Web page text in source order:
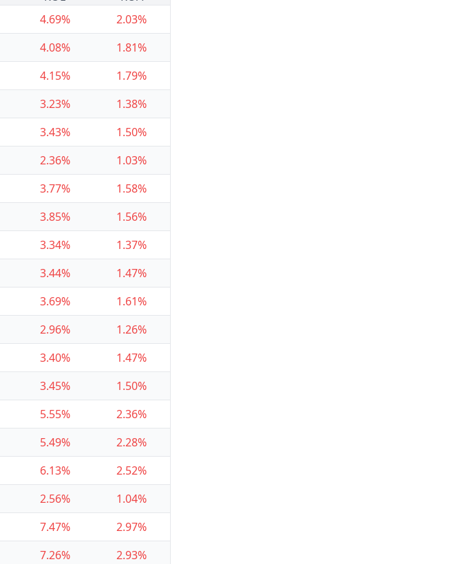
4.69%
2.03%
4.08%
1.81%
4.15%
1.79%
3.23%
1.38%
3.43%
1.50%
2.36%
1.03%
3.77%
1.58%
3.85%
1.56%
3.34%
1.37%
3.44%
1.47%
3.69%
1.61%
2.96%
1.26%
3.40%
1.47%
3.45%
1.50%
5.55%
2.36%
5.49%
2.28%
6.13%
2.52%
2.56%
1.04%
7.47%
2.97%
7.26%
2.93%